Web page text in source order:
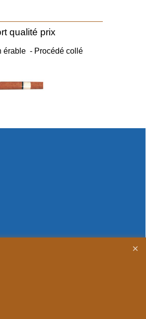
qualité prix
érable - Procédé collé